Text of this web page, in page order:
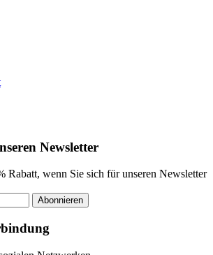
Newsletter
Rabatt, wenn Sie sich für unseren Newsletter
Abonnieren